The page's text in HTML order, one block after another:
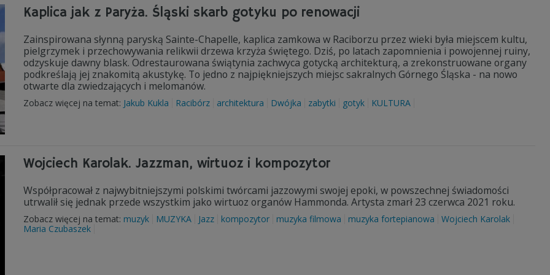
Kaplica jak z Paryża. Śląski skarb gotyku po renowacji
Zainspirowana słynną paryską Sainte-Chapelle, kaplica zamkowa w Raciborzu przez wieki była miejscem kultu,
pielgrzymek i przechowywania relikwii drzewa krzyża świętego. Dziś, po latach zapomnienia i powojennej ruiny,
odzyskuje dawny blask. Odrestaurowana świątynia zachwyca gotycką architekturą, a zrekonstruowane organy
podkreślają jej znakomitą akustykę. To jedno z najpiękniejszych miejsc sakralnych Górnego Śląska - na nowo
otwarte dla zwiedzających i melomanów.
Zobacz więcej na temat: Jakub Kukla Racibórz architektura Dwójka zabytki gotyk KULTURA
Wojciech Karolak. Jazzman, wirtuoz i kompozytor
Współpracował z najwybitniejszymi polskimi twórcami jazzowymi swojej epoki, w powszechnej świadomości
utrwalił się jednak przede wszystkim jako wirtuoz organów Hammonda. Artysta zmarł 23 czerwca 2021 roku.
Zobacz więcej na temat: muzyk MUZYKA Jazz kompozytor muzyka filmowa muzyka fortepianowa
Wojciech Karolak
Maria Czubaszek